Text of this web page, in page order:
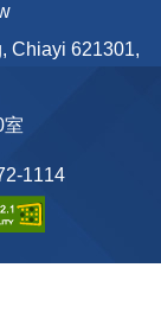
Chiayi 621301,
室
1114